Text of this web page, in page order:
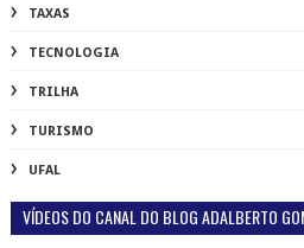
TAXAS
TECNOLOGIA
TRILHA
TURISMO
UFAL
VÍDEOS DO CANAL DO BLOG ADALBERTO